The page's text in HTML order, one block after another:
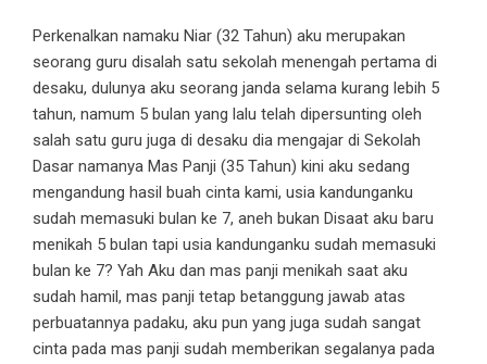
Perkenalkan namaku Niar (32 Tahun) aku merupakan
seorang guru disalah satu sekolah menengah pertama di
desaku, dulunya aku seorang janda selama kurang lebih 5
tahun, namum 5 bulan yang lalu telah dipersunting oleh
salah satu guru juga di desaku dia mengajar di Sekolah
Dasar namanya Mas Panji (35 Tahun) kini aku sedang
mengandung hasil buah cinta kami, usia kandunganku
sudah memasuki bulan ke 7, aneh bukan Disaat aku baru
menikah 5 bulan tapi usia kandunganku sudah memasuki
bulan ke 7? Yah Aku dan mas panji menikah saat aku
sudah hamil, mas panji tetap betanggung jawab atas
perbuatannya padaku, aku pun yang juga sudah sangat
cinta pada mas panji sudah memberikan segalanya pada